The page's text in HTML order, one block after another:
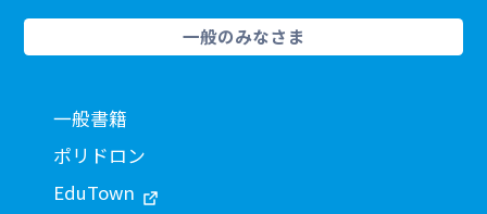
一般のみなさま
一般書籍
ポリドロン
EduTown